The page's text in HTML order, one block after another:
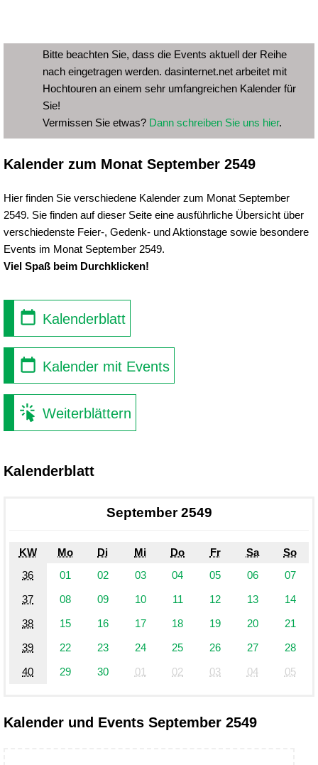
Bitte beachten Sie, dass die Events aktuell der Reihe
nach eingetragen werden. dasinternet.net arbeitet mit
Hochtouren an einem sehr umfangreichen Kalender für
Sie!
Vermissen Sie etwas? Dann schreiben Sie uns hier.
Kalender zum Monat September 2549
Hier finden Sie verschiedene Kalender zum Monat September
2549. Sie finden auf dieser Seite eine ausführliche Übersicht über
verschiedenste Feier-, Gedenk- und Aktionstage sowie besondere
Events im Monat September 2549.
Viel Spaß beim Durchklicken!
Kalenderblatt
Kalender mit Events
Weiterblättern
Kalenderblatt
September 2549
KW Mo Di Mi Do Fr Sa
So
36
01 02 03 04 05 06
07
37
08 09 10 11 12 13
14
38
15 16 17 18 19 20
21
39
22 23 24 25 26 27
28
40
29 30 01 02 03 04 05
Kalender und Events September 2549